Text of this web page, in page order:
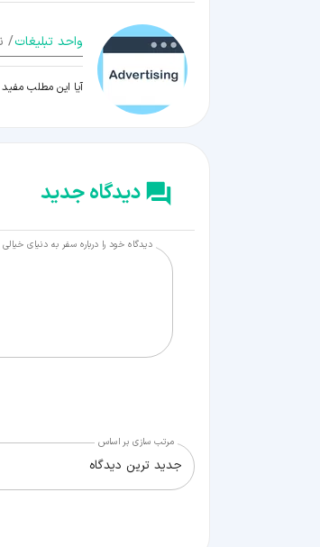
واحد تبلیغات/
آیا این مطلب مفید
دیدگاه جدید
دیدگاه خود را درباره سفر به دنیای
مرتب سازی بر اساس
جدید ترین دیدگاه